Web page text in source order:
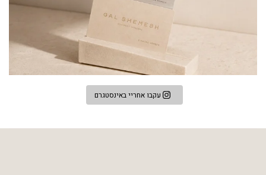
עקבו אחריי באינסטגרם